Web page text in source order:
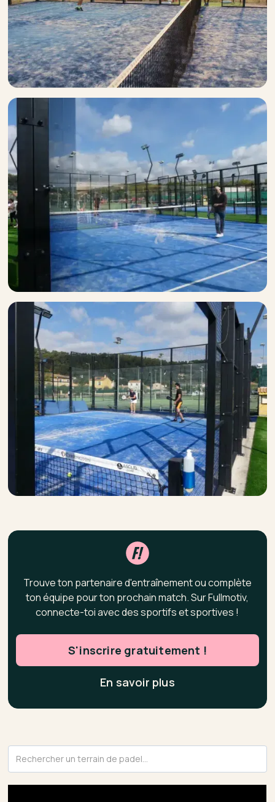
Trouve ton partenaire d'entraînement ou complète
ton équipe pour ton prochain match. Sur Fullmotiv,
connecte-toi avec des sportifs et sportives !
S'inscrire gratuitement !
En savoir plus